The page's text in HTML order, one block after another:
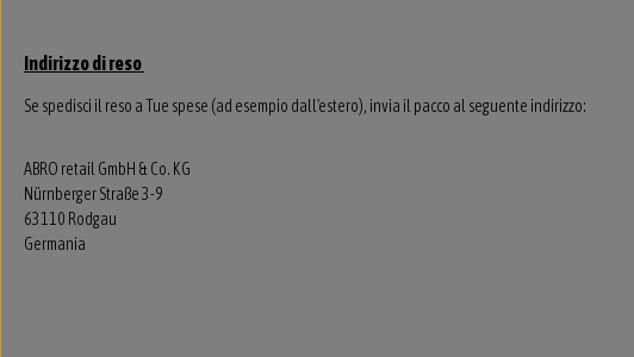
Indirizzo di reso
Se spedisci il reso a Tue spese (ad esempio dall'estero), invia il pacco al seguente indirizzo:
ABRO retail GmbH & Co. KG
Nürnberger Straße 3-9
63110 Rodgau
Germania